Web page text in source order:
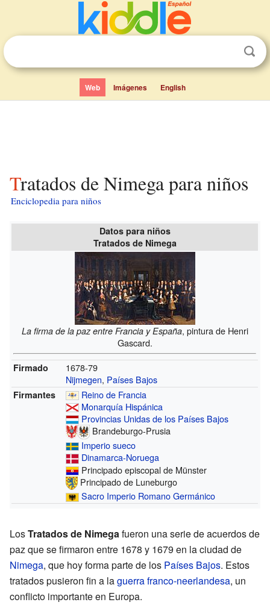
Web Imágenes English
Tratados de Nimega para niños
Enciclopedia para niños
Datos para niños
Tratados de Nimega
La firma de la paz entre Francia y España, pintura de Henri
Gascard.
Firmado
1678-79
Nijmegen, Países Bajos
Firmantes
Reino de Francia
Monarquía Hispánica
Provincias Unidas de los Países Bajos
Brandeburgo-Prusia
Imperio sueco
Dinamarca-Noruega
Principado episcopal de Münster
Principado de Luneburgo
Sacro Imperio Romano Germánico
LosTratados de Nimegafueron una serie de acuerdos de
paz que se firmaron entre 1678 y 1679 en la ciudad de
Nimega, que hoy forma parte de los Países Bajos. Estos
tratados pusieron fin a laguerra franco-neerlandesa, un
conflicto importante en Europa.